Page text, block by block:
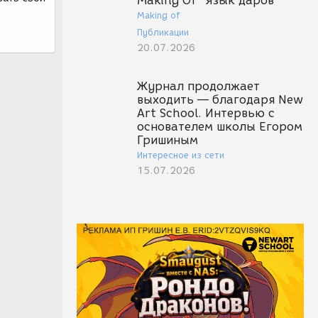
Making of
Публикации
20.07.2026
Журнал продолжает
выходить — благодаря New
Art School. Интервью с
основателем школы Егором
Гришиным
Интересное из сети
15.07.2026